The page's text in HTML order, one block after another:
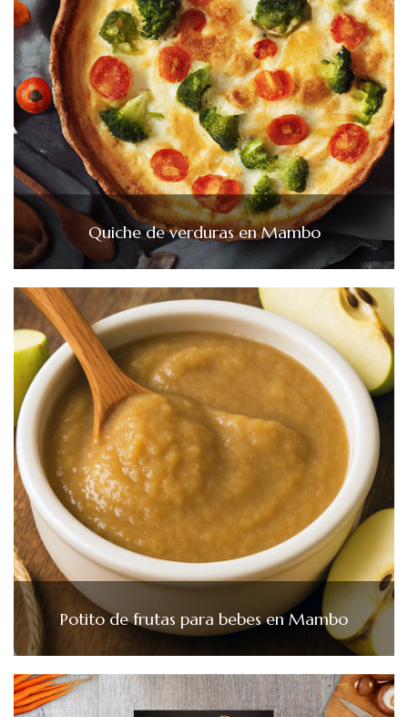
Quiche de verduras en Mambo
Potito de frutas para bebes en Mambo